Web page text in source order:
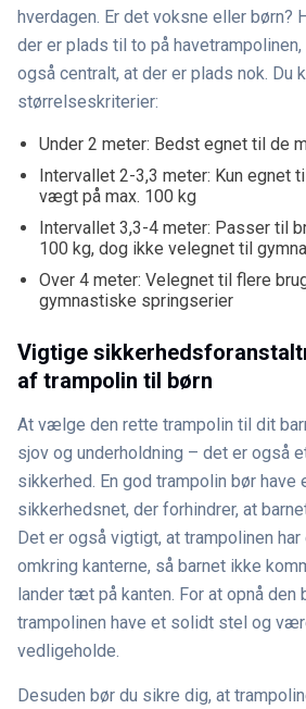
hverdagen. Er det voksne eller børn?
der er plads til to på
også centralt, at der er plads nok. Du
størrelseskriterier:
Under 2 meter: Bedst egnet til de
Intervallet 2-3,3 meter: Kun egnet
vægt på max. 100 kg
Intervallet 3,3-4 meter: Passer til
100 kg, dog ikke velegnet til
Over 4 meter: Velegnet til flere
gymnastiske springserier
Vigtige
af trampolin til børn
At vælge den rette trampolin til dit
sjov og underholdning – det er også
sikkerhed. En god trampolin bør have
sikkerhedsnet, der forhindrer, at
Det er også vigtigt, at trampolinen
omkring kanterne, så barnet ikke
lander tæt på kanten. For at opnå
trampolinen have et solidt stel og
vedligeholde.
Desuden bør du sikre dig, at